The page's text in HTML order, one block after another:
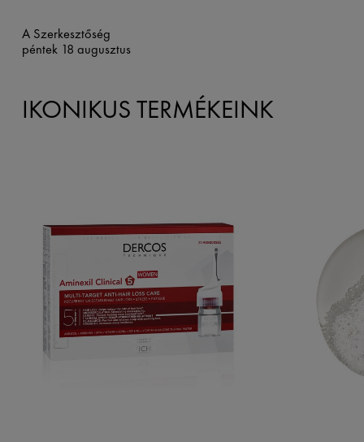
A Szerkesztőség
péntek 18 augusztus
IKONIKUS TERMÉKEINK